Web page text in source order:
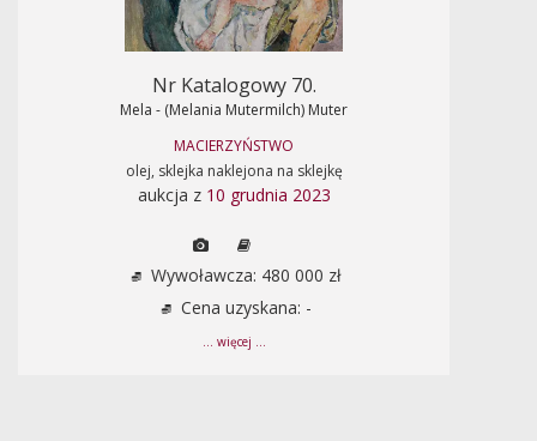
Nr Katalogowy 70.
Mela - (Melania Mutermilch) Muter
MACIERZYŃSTWO
olej, sklejka naklejona na sklejkę
aukcja z 10 grudnia 2023
Wywoławcza: 480 000 zł
Cena uzyskana: -
... więcej ...